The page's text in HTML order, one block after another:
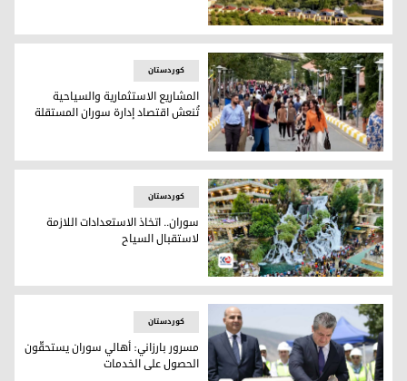
سوران
المشاريع الاستثمارية والسياحية تُنعش اقتصاد إدارة سوران
کوردستان
المشاريع الاستثمارية والسياحية
تُنعش اقتصاد إدارة سوران المستقلة
سوران.. اتخاذ الاستعدادات اللازمة لاستقبال السياح
کوردستان
سوران.. اتخاذ الاستعدادات اللازمة
لاستقبال السياح
کوردستان
مسرور بارزاني: أهالي سوران يستحقّون
الحصول على الخدمات